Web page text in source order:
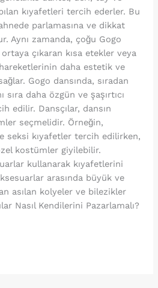
kıyafetleri tercih ederler. Bu
parlamasına ve dikkat
Aynı zamanda, çoğu Gogo
ortaya çıkaran kısa etekler veya
daha estetik ve
Gogo dansında, sıradan
daha özgün ve şaşırtıcı
edilir. Dansçılar, dansın
seçmelidir. Örneğin,
seksi kıyafetler tercih edilirken,
kostümler giyilebilir.
kullanarak kıyafetlerini
arasında büyük ve
asılan kolyeler ve bilezikler
Nasıl Kendilerini Pazarlamalı?